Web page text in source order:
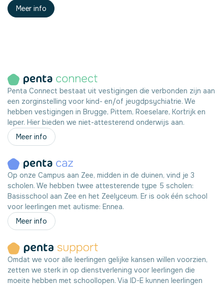
Meer info
Penta Connect bestaat uit vestigingen die verbonden zijn aan
een zorginstelling voor kind- en/of jeugdpsychiatrie. We
hebben vestigingen in Brugge, Pittem, Roeselare, Kortrijk en
Ieper. Hier bieden we niet-attesterend onderwijs aan.
Meer info
Op onze Campus aan Zee, midden in de duinen, vind je 3
scholen. We hebben twee attesterende type 5 scholen:
Basisschool aan Zee en het Zeelyceum. Er is ook één school
voor leerlingen met autisme: Ennea.
Meer info
Omdat we voor alle leerlingen gelijke kansen willen voorzien,
zetten we sterk in op dienstverlening voor leerlingen die
moeite hebben met schoollopen. Via ID-E kunnen leerlingen